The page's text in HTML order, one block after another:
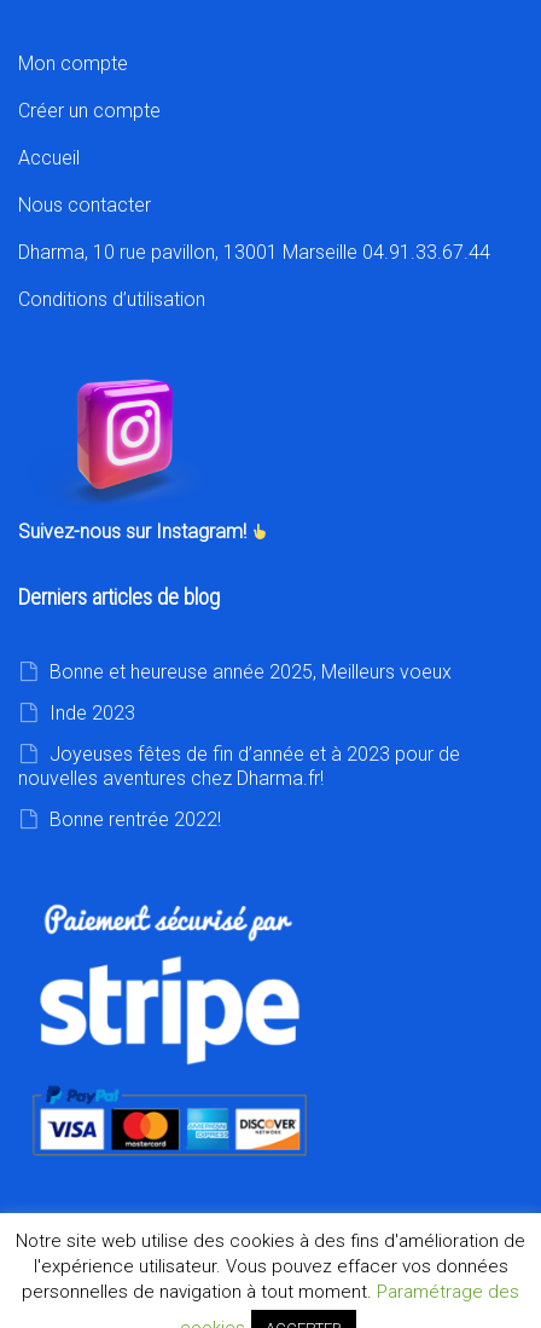
Mon compte
Créer un compte
Accueil
Nous contacter
Dharma, 10 rue pavillon, 13001 Marseille 04.91.33.67.44
Conditions d’utilisation
Suivez-nous sur Instagram!
Derniers articles de blog
Bonne et heureuse année 2025, Meilleurs voeux
Inde 2023
Joyeuses fêtes de fin d’année et à 2023 pour de
nouvelles aventures chez Dharma.fr!
Bonne rentrée 2022!
©2026 Dharma.fr, la boutique de l'Asie à Marseille depuis
Notre site web utilise des cookies à des fins d'amélioration de
l'expérience utilisateur. Vous pouvez effacer vos données
personnelles de navigation à tout moment. Paramétrage des